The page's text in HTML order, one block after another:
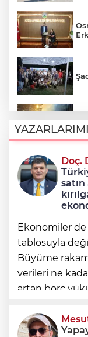
Doç.
satın
Ekonomiler
tablosuyla
Büyüme
verileri ne
artan borç